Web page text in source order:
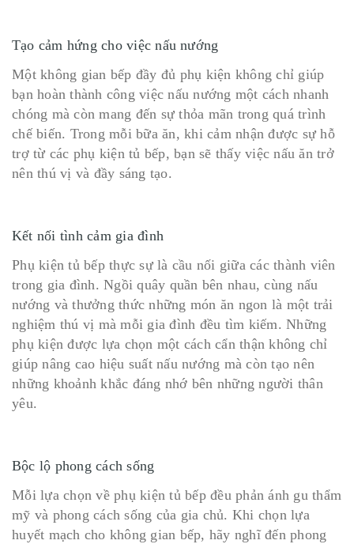
Tạo cảm hứng cho việc nấu nướng
Một không gian bếp đầy đủ phụ kiện không chỉ giúp
bạn hoàn thành công việc nấu nướng một cách nhanh
chóng mà còn mang đến sự thỏa mãn trong quá trình
chế biến. Trong mỗi bữa ăn, khi cảm nhận được sự hỗ
trợ từ các phụ kiện tủ bếp, bạn sẽ thấy việc nấu ăn trở
nên thú vị và đầy sáng tạo.
Kết nối tình cảm gia đình
Phụ kiện tủ bếp thực sự là cầu nối giữa các thành viên
trong gia đình. Ngồi quây quần bên nhau, cùng nấu
nướng và thưởng thức những món ăn ngon là một trải
nghiệm thú vị mà mỗi gia đình đều tìm kiếm. Những
phụ kiện được lựa chọn một cách cẩn thận không chỉ
giúp nâng cao hiệu suất nấu nướng mà còn tạo nên
những khoảnh khắc đáng nhớ bên những người thân
yêu.
Bộc lộ phong cách sống
Mỗi lựa chọn về phụ kiện tủ bếp đều phản ánh gu thẩm
mỹ và phong cách sống của gia chủ. Khi chọn lựa
huyết mạch cho không gian bếp, hãy nghĩ đến phong